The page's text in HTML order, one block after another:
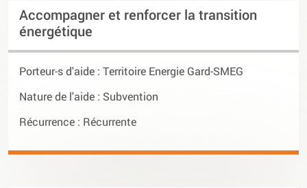
Accompagner et renforcer la transition
énergétique
Porteur-s d'aide : Territoire Energie Gard-SMEG
Nature de l'aide : Subvention
Récurrence : Récurrente